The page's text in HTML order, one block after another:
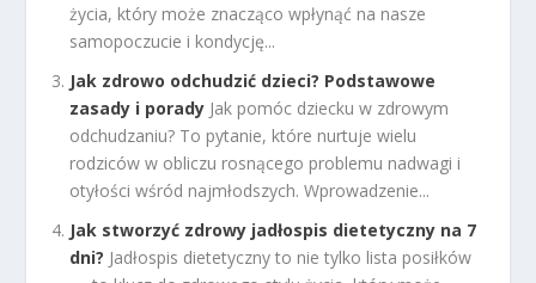
życia, który może znacząco wpłynąć na nasze
samopoczucie i kondycję...
Jak zdrowo odchudzić dzieci? Podstawowe
zasady i porady Jak pomóc dziecku w zdrowym
odchudzaniu? To pytanie, które nurtuje wielu
rodziców w obliczu rosnącego problemu nadwagi i
otyłości wśród najmłodszych. Wprowadzenie...
Jak stworzyć zdrowy jadłospis dietetyczny na 7
dni? Jadłospis dietetyczny to nie tylko lista posiłków